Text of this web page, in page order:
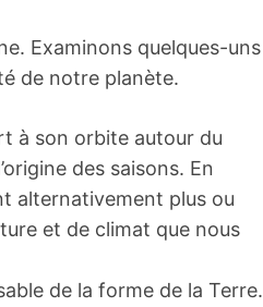
Examinons quelques-uns
de notre planète.
à son orbite autour du
des saisons. En
alternativement plus ou
et de climat que nous
de la forme de la Terre.